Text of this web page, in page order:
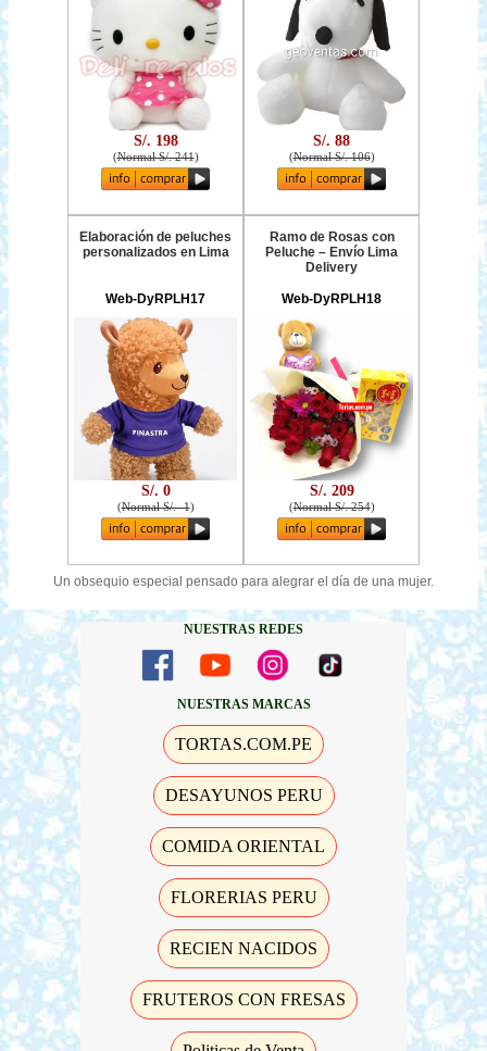
S/. 198
(Normal S/. 241)
S/. 88
(Normal S/. 106)
Elaboración de peluches
personalizados en Lima
Web-DyRPLH17
S/. 0
(Normal S/. -1)
Ramo de Rosas con
Peluche – Envío Lima
Delivery
Web-DyRPLH18
S/. 209
(Normal S/. 254)
Un obsequio especial pensado para alegrar el día de una mujer.
NUESTRAS REDES
NUESTRAS MARCAS
TORTAS.COM.PE
DESAYUNOS PERU
COMIDA ORIENTAL
FLORERIAS PERU
RECIEN NACIDOS
FRUTEROS CON FRESAS